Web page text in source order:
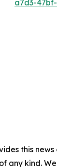
a7d3-
this
any kind.